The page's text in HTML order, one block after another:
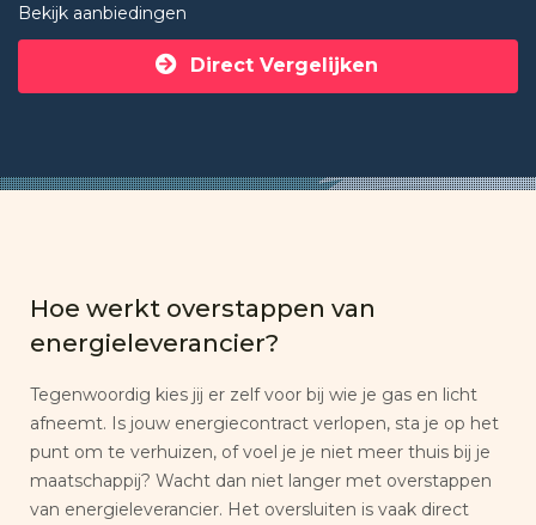
Bekijk aanbiedingen
Direct Vergelijken
Hoe werkt overstappen van
energieleverancier?
Tegenwoordig kies jij er zelf voor bij wie je gas en licht
afneemt. Is jouw energiecontract verlopen, sta je op het
punt om te verhuizen, of voel je je niet meer thuis bij je
maatschappij? Wacht dan niet langer met overstappen
van energieleverancier. Het oversluiten is vaak direct